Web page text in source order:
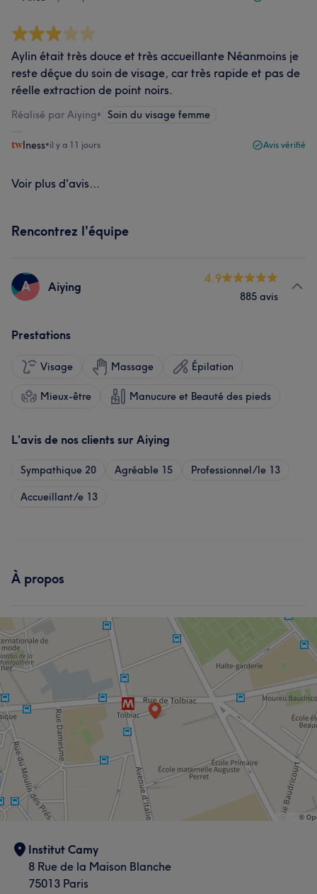
Aylin était très douce et très accueillante Néanmoins je
reste déçue du soin de visage, car très rapide et pas de
réelle extraction de point noirs.
Réalisé par Aiying• Soin du visage femme
Iness•il y a 11 jours Avis vérifié
Voir plus d'avis...
Rencontrez l'équipe
A Aiying
4.9
885 avis
Prestations
Visage Massage Épilation
Mieux-être Manucure et Beauté des pieds
L'avis de nos clients sur Aiying
Sympathique 20 Agréable 15 Professionnel/le 13
Accueillant/e 13
À propos
Institut Camy
8 Rue de la Maison Blanche
75013 Paris